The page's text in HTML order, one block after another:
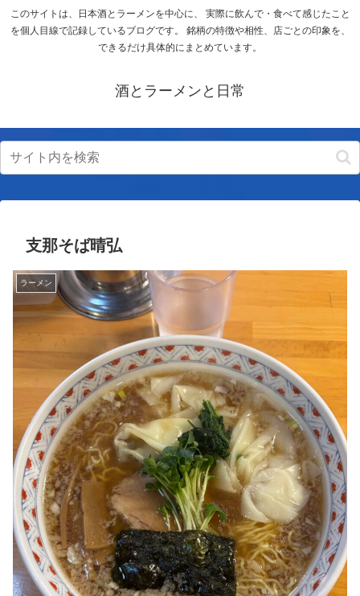
このサイトは、日本酒とラーメンを中心に、 実際に飲んで・食べて感じたこと
を個人目線で記録しているブログです。 銘柄の特徴や相性、店ごとの印象を、
できるだけ具体的にまとめています。
酒とラーメンと日常
支那そば晴弘
ラーメン